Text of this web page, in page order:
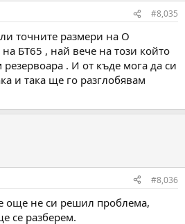
#8,035
точните размери на О
БТ65 , най вече на този който
. И от къде мога да си
и така ще го разглобявам
#8,036
още не си решил проблема,
се разберем.